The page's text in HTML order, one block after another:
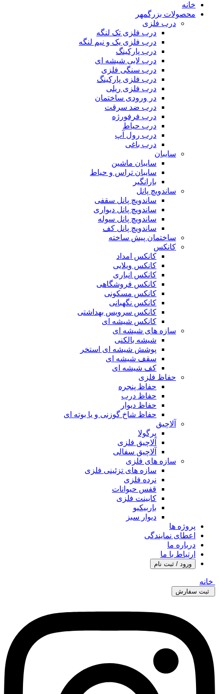
خانه
محصولات بزرگمهر
درب فلزی
درب فلزی تک لنگه
درب فلزی یک و نیم لنگه
درب پارکینگ
درب لابی شیشه ای
درب سنگی فلزی
درب فلزی پارکینگ
درب فلزی ریلی
در ورودی ساختمان
درب ضد سرقت
درب فرفورژه
درب حیاط
درب رول آپ
درب باغی
سایبان
سایبان ماشین
سایبان تراس و حیاط
بارانگیر
ساندویچ پانل
ساندویچ پانل سقفی
ساندویچ پانل دیواری
ساندویچ پانل سوله
ساندویچ پانل کف
ساختمان پیش ساخته
کانکس
کانکس امداد
کانکس ویلایی
کانکس انباری
کانکس فروشگاهی
کانکس مسکونی
کانکس نگهبانی
کانکس سرویس بهداشتی
کانکس شیشه ای
سازه های شیشه ای
شیشه بالکنی
پوشش شیشه ای استخر
سقف شیشه ای
کف شیشه ای
حفاظ فلزی
حفاظ پنجره
حفاظ درب
حفاظ دیوار
حفاظ شاخ گوزنی و یا بوته ای
آلاچیق
پرگولا
آلاچیق فلزی
آلاچیق سفالی
سازه های فلزی
سازه های تزئینی فلزی
نرده فلزی
قفس حیوانات
کابینت فلزی
باربیکیو
دیوار سبز
پروژه ها
اعطای نمایندگی
درباره ما
ارتباط با ما
ورود / ثبت نام
خانه
ثبت سفارش